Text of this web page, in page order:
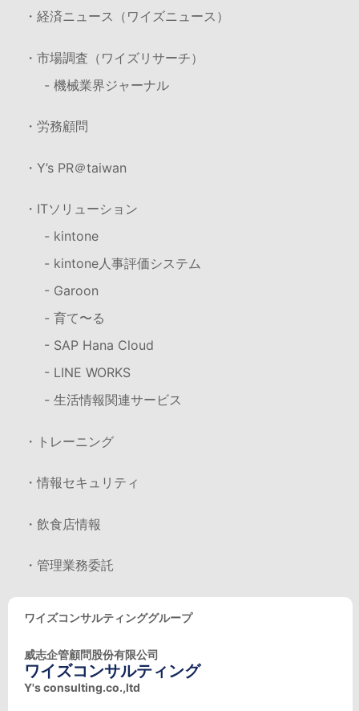
・経済ニュース（ワイズニュース）
・市場調査（ワイズリサーチ）
- 機械業界ジャーナル
・労務顧問
・Y’s PR＠taiwan
・ITソリューション
- kintone
- kintone人事評価システム
- Garoon
- 育て〜る
- SAP Hana Cloud
- LINE WORKS
- 生活情報関連サービス
・トレーニング
・情報セキュリティ
・飲食店情報
・管理業務委託
ワイズコンサルティンググループ
威志企管顧問股份有限公司
ワイズコンサルティング
Y's consulting.co.,ltd